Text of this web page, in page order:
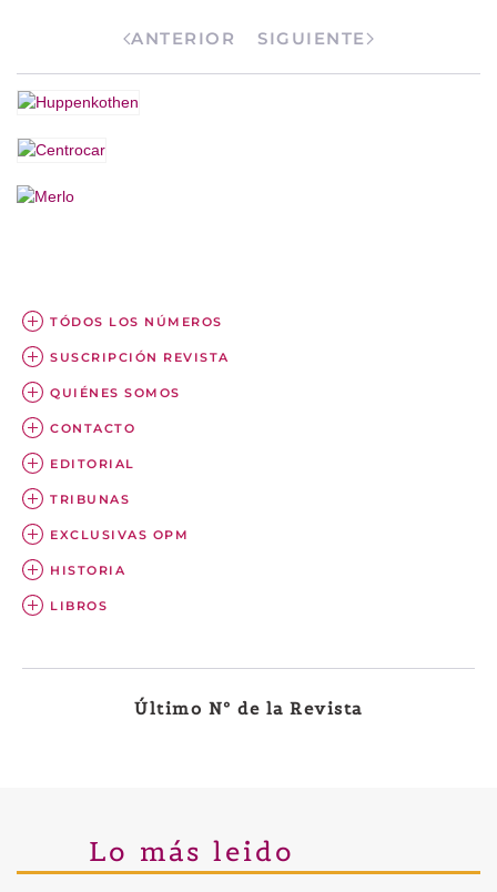
ANTERIOR SIGUIENTE
TÓDOS LOS NÚMEROS
SUSCRIPCIÓN REVISTA
QUIÉNES SOMOS
CONTACTO
EDITORIAL
TRIBUNAS
EXCLUSIVAS OPM
HISTORIA
LIBROS
Último Nº de la Revista
Lo más leido